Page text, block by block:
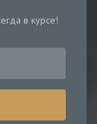
в курсе!